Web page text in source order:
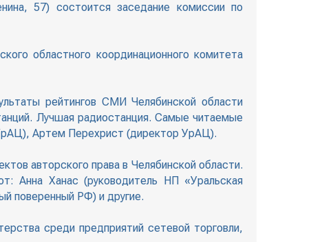
57) состоится заседание комиссии по
областного координационного комитета
рейтингов СМИ Челябинской области
Лучшая радиостанция. Самые читаемые
Артем Перехрист (директор УрАЦ).
авторского права в Челябинской области.
Анна Ханас (руководитель НП «Уральская
поверенный РФ) и другие.
среди предприятий сетевой торговли,